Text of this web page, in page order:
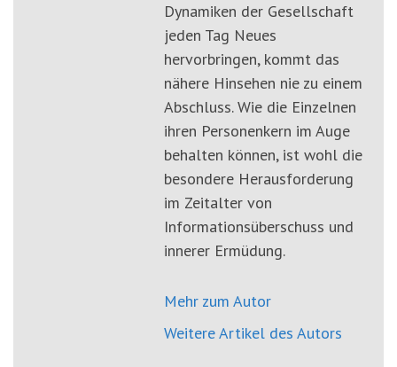
Dynamiken der Gesellschaft
jeden Tag Neues
hervorbringen, kommt das
nähere Hinsehen nie zu einem
Abschluss. Wie die Einzelnen
ihren Personenkern im Auge
behalten können, ist wohl die
besondere Herausforderung
im Zeitalter von
Informationsüberschuss und
innerer Ermüdung.
Mehr zum Autor
Weitere Artikel des Autors